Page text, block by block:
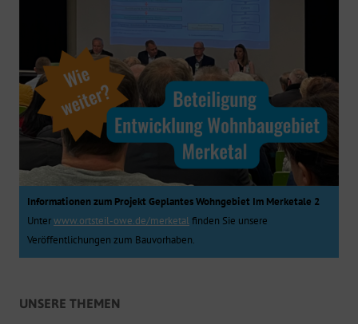
Informationen zum Projekt Geplantes Wohngebiet Im Merketale 2
Unterwww.ortsteil-owe.de/merketalfinden Sie unsere
Veröffentlichungen zum Bauvorhaben.
UNSERE THEMEN